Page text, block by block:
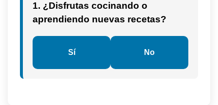
1. ¿Disfrutas cocinando o
aprendiendo nuevas recetas?
Sí No